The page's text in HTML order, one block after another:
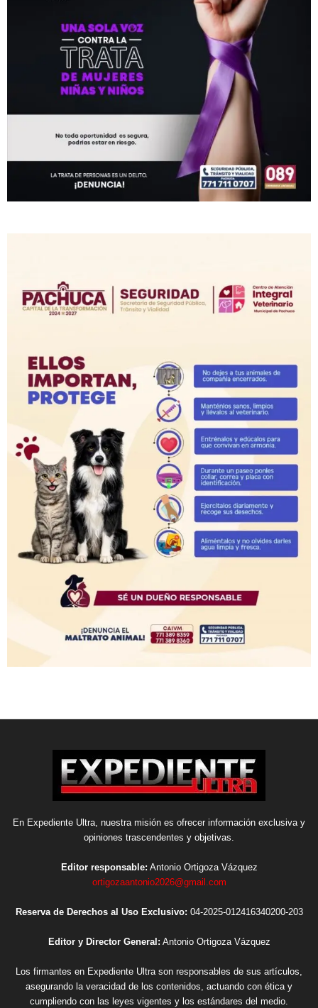
En Expediente Ultra, nuestra misión es ofrecer información exclusiva y
opiniones trascendentes y objetivas.
Editor responsable: Antonio Ortigoza Vázquez
ortigozaantonio2026@gmail.com
Reserva de Derechos al Uso Exclusivo: 04-2025-012416340200-203
Editor y Director General: Antonio Ortigoza Vázquez
Los firmantes en Expediente Ultra son responsables de sus artículos,
asegurando la veracidad de los contenidos, actuando con ética y
cumpliendo con las leyes vigentes y los estándares del medio.